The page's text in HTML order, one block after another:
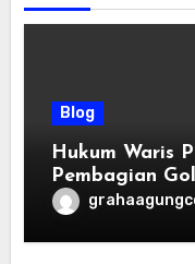
Blog
Hukum Waris
Pembagian